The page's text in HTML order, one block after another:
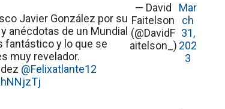
Javier González por su
anécdotas de un Mundial
fantástico y lo que se
muy revelador.
@Felixatlante12
— David
Faitelson
(@DavidF
aitelson_)
Mar
ch
31,
202
3